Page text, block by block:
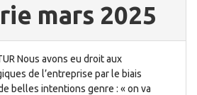
mars 2025
Nous avons eu droit aux
de l’entreprise par le biais
belles intentions genre : « on va